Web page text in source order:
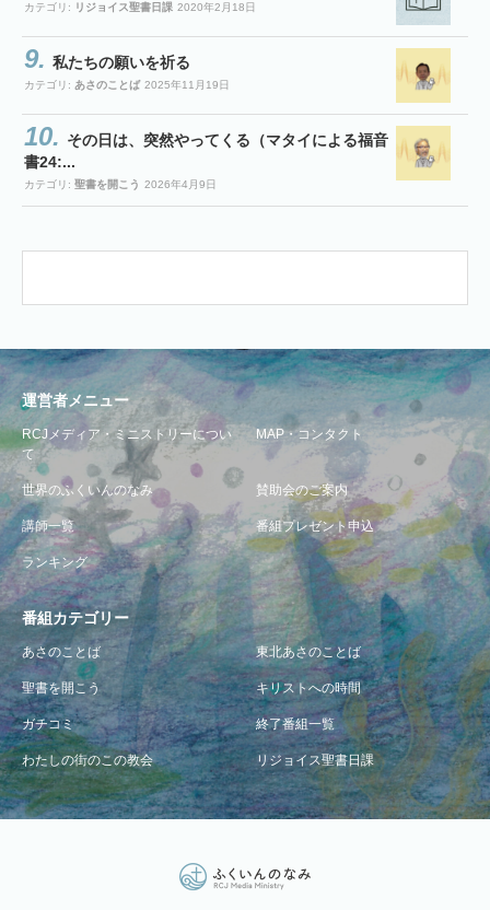
カテゴリ: リジョイス聖書日課 2020年2月18日
私たちの願いを祈る
カテゴリ: あさのことば 2025年11月19日
その日は、突然やってくる（マタイによる福音
書24:...
カテゴリ: 聖書を開こう 2026年4月9日
運営者メニュー
RCJメディア・ミニストリーについ
て
MAP・コンタクト
世界のふくいんのなみ 賛助会のご案内
講師一覧 番組プレゼント申込
ランキング
番組カテゴリー
あさのことば 東北あさのことば
聖書を開こう キリストへの時間
ガチコミ 終了番組一覧
わたしの街のこの教会 リジョイス聖書日課